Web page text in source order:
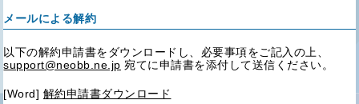
メールによる解約
以下の解約申請書をダウンロードし、必要事項をご記入の上、
support@neobb.ne.jp 宛てに申請書を添付して送信ください。
[Word] 解約申請書ダウンロード